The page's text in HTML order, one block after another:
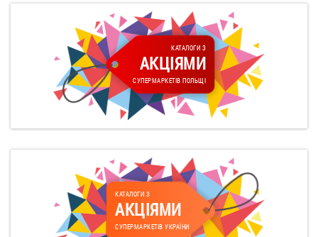
КАТАЛОГИ З
АКЦІЯМИ
СУПЕРМАРКЕТІВ ПОЛЬЩІ
КАТАЛОГИ З
АКЦІЯМИ
СУПЕРМАРКЕТІВ УКРАЇНИ